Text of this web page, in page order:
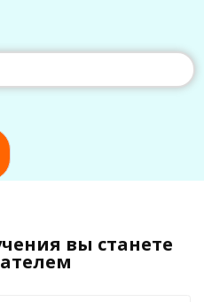
вы станете